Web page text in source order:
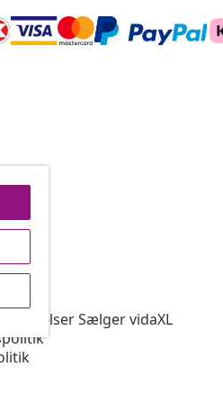
betingelser Sælger vidaXL